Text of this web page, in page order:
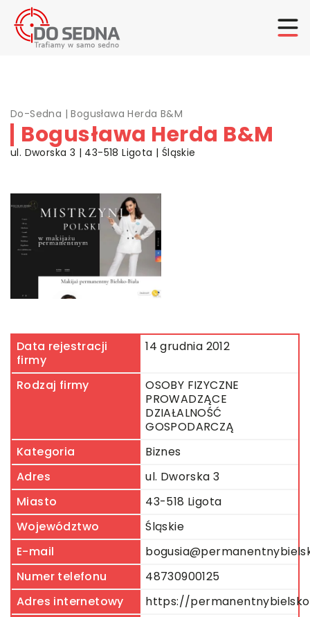
Do-Sedna |Bogusława Herda B&M
Bogusława Herda B&M
ul. Dworska 3 | 43-518 Ligota | Śląskie
Data rejestracji
firmy
14 grudnia 2012
Rodzaj firmy
OSOBY FIZYCZNE
PROWADZĄCE
DZIAŁALNOŚĆ
GOSPODARCZĄ
Kategoria
Biznes
Adres
ul. Dworska 3
Miasto
43-518 Ligota
Województwo
Śląskie
E-mail
Numer telefonu
48730900125
Adres internetowy
https://